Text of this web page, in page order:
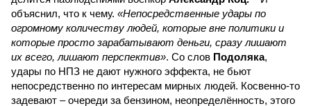
объяснил, что к чему. «Непосредственные удары по
огромному количеству людей, которые вне политики и
которые просто зарабатывают деньги, сразу лишают
их всего, лишают перспектив». Со слов Подоляка,
удары по НПЗ не дают нужного эффекта, не бьют
непосредственно по интересам мирных людей. Косвенно-то
задевают – очереди за бензином, неопределённость, этого